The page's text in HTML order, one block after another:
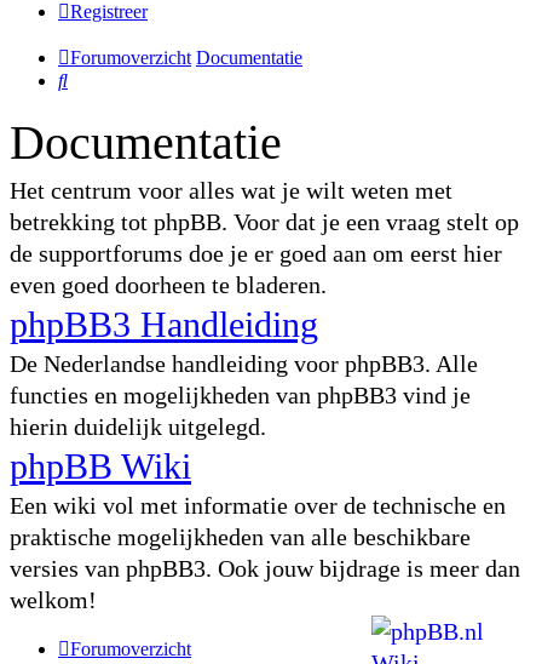
Registreer
Forumoverzicht Documentatie
Zoek
Documentatie
Het centrum voor alles wat je wilt weten met
betrekking tot phpBB. Voor dat je een vraag stelt op
de supportforums doe je er goed aan om eerst hier
even goed doorheen te bladeren.
phpBB3 Handleiding
De Nederlandse handleiding voor phpBB3. Alle
functies en mogelijkheden van phpBB3 vind je
hierin duidelijk uitgelegd.
phpBB Wiki
Een wiki vol met informatie over de technische en
praktische mogelijkheden van alle beschikbare
versies van phpBB3. Ook jouw bijdrage is meer dan
welkom!
Forumoverzicht